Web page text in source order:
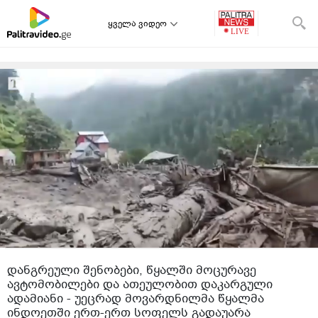
ყველა ვიდეო
დანგრეული შენობები, წყალში მოცურავე
ავტომობილები და ათეულობით დაკარგული
ადამიანი - უეცრად მოვარდნილმა წყალმა
ინდოეთში ერთ-ერთ სოფელს გადაუარა